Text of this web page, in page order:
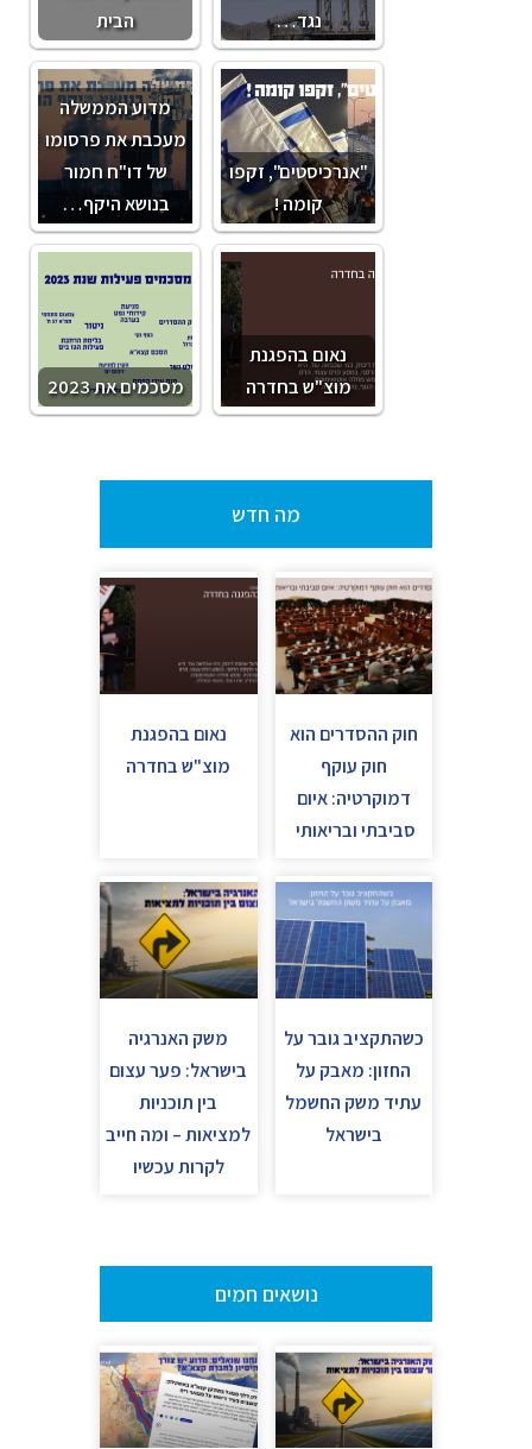
הבית
נגד…
מדוע הממשלה
מעכבת את פרסומו
של דו"ח חמור
בנושא היקף…
"אנרכיסטים", זקפו
קומה !
מסכמים את 2023
נאום בהפגנת
מוצ"ש בחדרה
מה חדש
חוק ההסדרים הוא
חוק עוקף
דמוקרטיה: איום
סביבתי ובריאותי
נאום בהפגנת
מוצ"ש בחדרה
כשהתקציב גובר על
החזון: מאבק על
עתיד משק החשמל
בישראל
משק האנרגיה
בישראל: פער עצום
בין תוכניות
למציאות – ומה חייב
לקרות עכשיו
נושאים חמים